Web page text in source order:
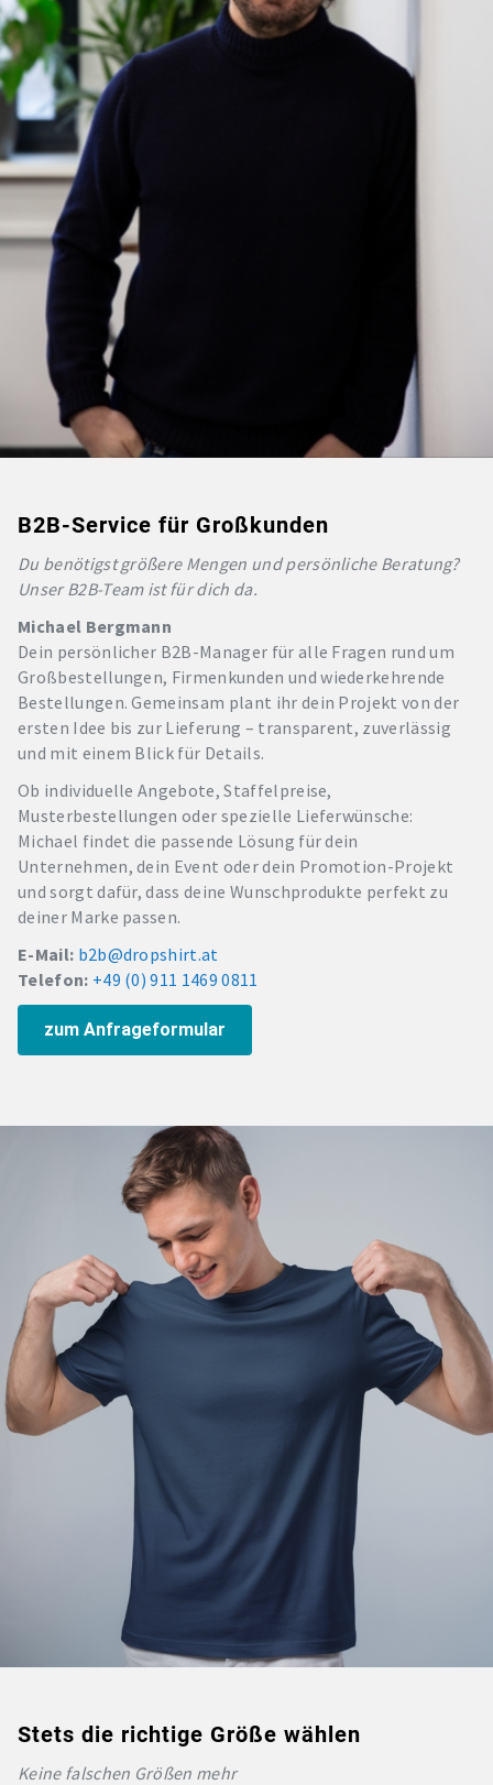
B2B-Service für Großkunden
Du benötigst größere Mengen und persönliche Beratung?
Unser B2B-Team ist für dich da.
Michael Bergmann
Dein persönlicher B2B-Manager für alle Fragen rund um
Großbestellungen, Firmenkunden und wiederkehrende
Bestellungen. Gemeinsam plant ihr dein Projekt von der
ersten Idee bis zur Lieferung – transparent, zuverlässig
und mit einem Blick für Details.
Ob individuelle Angebote, Staffelpreise,
Musterbestellungen oder spezielle Lieferwünsche:
Michael findet die passende Lösung für dein
Unternehmen, dein Event oder dein Promotion-Projekt
und sorgt dafür, dass deine Wunschprodukte perfekt zu
deiner Marke passen.
E-Mail: b2b@dropshirt.at
Telefon: +49 (0) 911 1469 0811
zum Anfrageformular
Stets die richtige Größe wählen
Keine falschen Größen mehr